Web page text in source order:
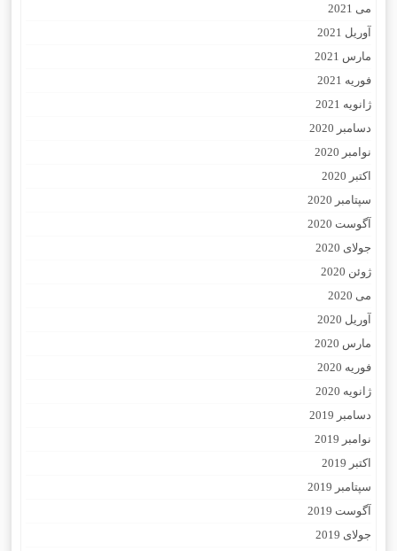
می 2021
آوریل 2021
مارس 2021
فوریه 2021
ژانویه 2021
دسامبر 2020
نوامبر 2020
اکتبر 2020
سپتامبر 2020
آگوست 2020
جولای 2020
ژوئن 2020
می 2020
آوریل 2020
مارس 2020
فوریه 2020
ژانویه 2020
دسامبر 2019
نوامبر 2019
اکتبر 2019
سپتامبر 2019
آگوست 2019
جولای 2019